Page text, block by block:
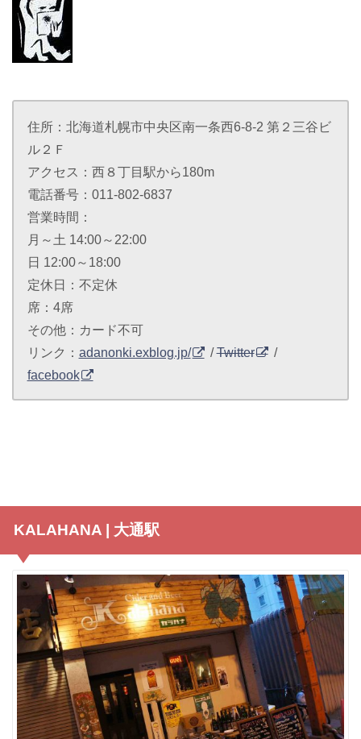
住所：北海道札幌市中央区南一条西6-8-2 第２三谷ビ
ル２Ｆ
アクセス：西８丁目駅から180m
電話番号：011-802-6837
営業時間：
月～土 14:00～22:00
日 12:00～18:00
定休日：不定休
席：4席
その他：カード不可
リンク： adanonki.exblog.jp/ /Twitter
/
facebook
KALAHANA | 大通駅